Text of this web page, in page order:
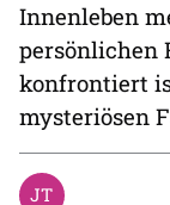
Innenleben
persönlichen
konfrontiert
mysteriösen